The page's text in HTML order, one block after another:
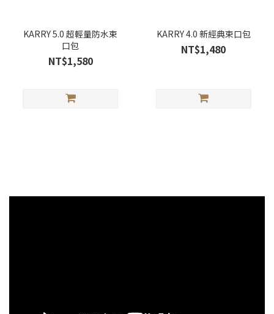
KARRY 5.0 超輕量防水束
口包
NT$1,580
KARRY 4.0 新經典束口包
NT$1,480